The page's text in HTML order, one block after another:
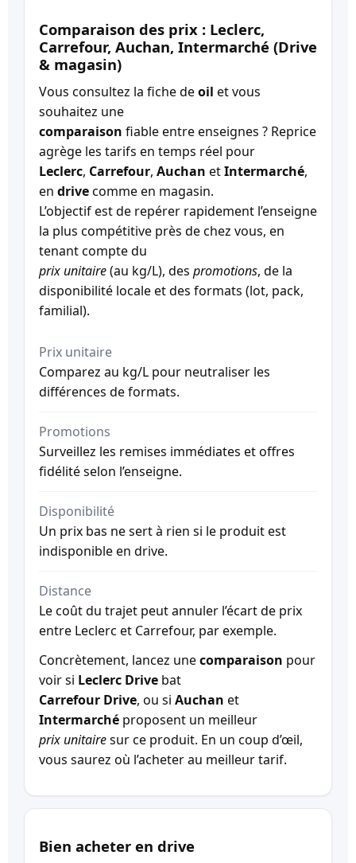
Comparaison des prix : Leclerc,
Carrefour, Auchan, Intermarché (Drive
& magasin)
Vous consultez la fiche deoil et vous
souhaitez une
comparaison fiable entre enseignes ? Reprice
agrège les tarifs en temps réel pour
Leclerc, Carrefour, Auchan etIntermarché,
en drivecomme en magasin.
L’objectif est de repérer rapidement l’enseigne
la plus compétitive près de chez vous, en
tenant compte du
prix unitaire(au kg/L), des promotions, de la
disponibilité locale et des formats (lot, pack,
familial).
Prix unitaire
Comparez au kg/L pour neutraliser les
différences de formats.
Promotions
Surveillez les remises immédiates et offres
fidélité selon l’enseigne.
Disponibilité
Un prix bas ne sert à rien si le produit est
indisponible en drive.
Distance
Le coût du trajet peut annuler l’écart de prix
entre Leclerc et Carrefour, par exemple.
Concrètement, lancez unecomparaison pour
voir si Leclerc Drive bat
Carrefour Drive, ou si Auchan et
Intermarché proposent un meilleur
prix unitairesur ce produit. En un coup d’œil,
vous saurez où l’acheter au meilleur tarif.
Bien acheter en drive